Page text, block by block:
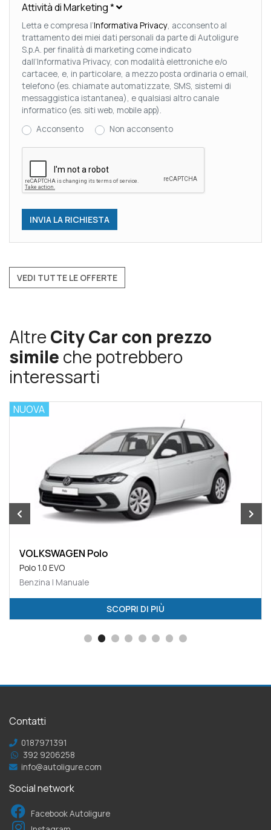
Attività di Marketing*
Letta e compresa l’Informativa Privacy, acconsento al
trattamento dei miei dati personali da parte di Autoligure
S.p.A. per finalità di marketing come indicato
dall’Informativa Privacy, con modalità elettroniche e/o
cartacee, e, in particolare, a mezzo posta ordinaria o email,
telefono (es. chiamate automatizzate, SMS, sistemi di
messaggistica istantanea), e qualsiasi altro canale
informatico (es. siti web, mobile app).
Acconsento
Non acconsento
VEDI TUTTE LE OFFERTE
AltreCity Car con prezzo
simile che potrebbero
interessarti
NUOVA
VOLKSWAGEN Polo
Polo 1.0 EVO
Benzina | Manuale
SCOPRI DI PIÙ
Contatti
0187971391
392 9206258
info@autoligure.com
Social network
Facebook Autoligure